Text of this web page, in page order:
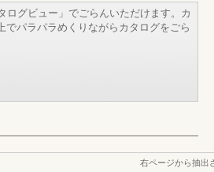
ログビュー」でごらんいただけます。カ
でパラパラめくりながらカタログをごら
右ページから抽出